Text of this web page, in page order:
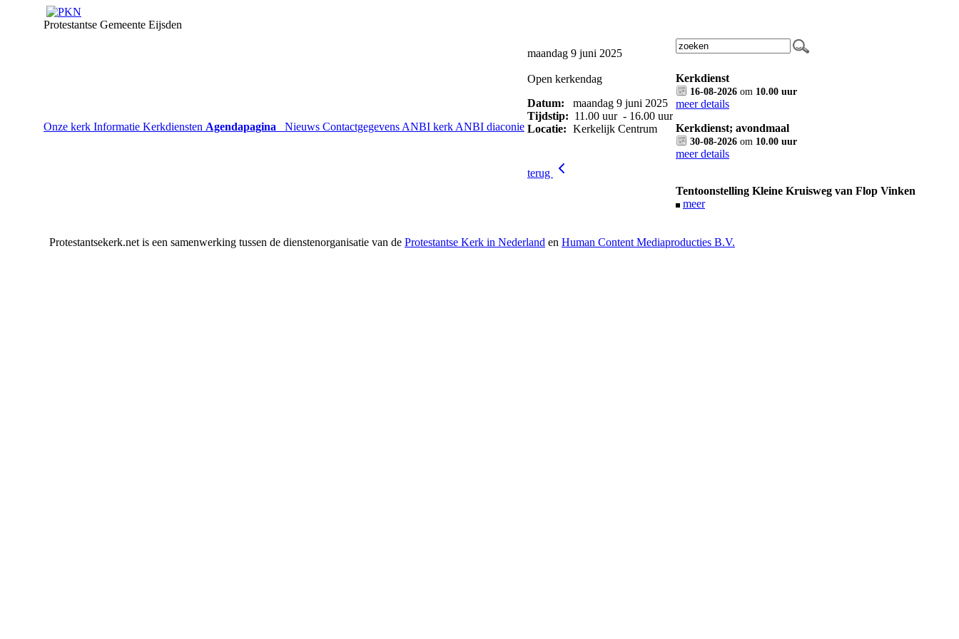
Protestantse Gemeente Eijsden
Onze kerk Informatie Kerkdiensten Agendapagina Nieuws Contactgegevens ANBI kerk ANBI diaconie
maandag 9 juni 2025
Open kerkendag
Datum:
maandag 9 juni 2025
Tijdstip: 11.00 uur - 16.00 uur
Locatie: Kerkelijk Centrum
terug
Kerkdienst
16-08-2026 om 10.00 uur
meer details
Kerkdienst; avondmaal
30-08-2026 om 10.00 uur
meer details
Tentoonstelling Kleine Kruisweg van Flop Vinken
meer
Protestantsekerk.net is een samenwerking tussen de dienstenorganisatie van de Protestantse Kerk in Nederland en Human Content Mediaproducties B.V.